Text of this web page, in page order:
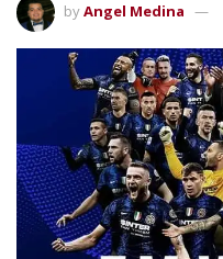
byAngel Medina